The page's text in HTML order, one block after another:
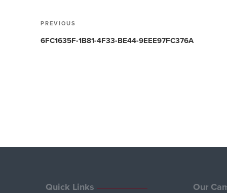
Post
Previous
Post
PREVIOUS
6FC1635F-1B81-4F33-BE44-9EEE97FC376A
Quick Links Our